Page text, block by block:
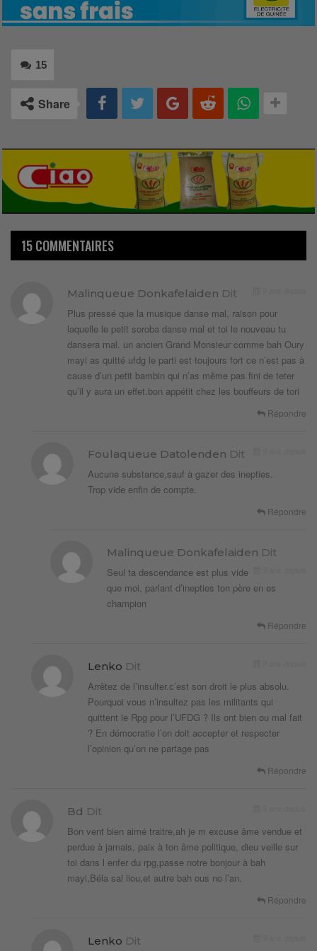
15
Share
15 COMMENTAIRES
Malinqueue Donkafelaiden Dit
Plus pressé que la musique danse mal, raison pour
laquelle le petit soroba danse mal et toi le nouveau tu
dansera mal. un ancien Grand Monsieur comme bah Oury
mayi as quitté ufdg le parti est toujours fort ce n’est pas à
cause d’un petit bambin qui n’as même pas fini de teter
qu’il y aura un effet.bon appétit chez les bouffeurs de tori
Répondre
Foulaqueue Datolenden Dit
Aucune substance,sauf à gazer des inepties.
Trop vide enfin de compte.
Répondre
Malinqueue Donkafelaiden Dit
Seul ta descendance est plus vide
que moi, parlant d’inepties ton père en es
champion
Répondre
Lenko Dit
Arrêtez de l’insulter.c’est son droit le plus absolu.
Pourquoi vous n’insultez pas les militants qui
quittent le Rpg pour l’UFDG ? Ils ont bien ou mal fait
? En démocratie l’on doit accepter et respecter
l’opinion qu’on ne partage pas
Répondre
Bd Dit
Bon vent bien aimé traitre,ah je m excuse âme vendue et
perdue à jamais, paix à ton âme politique, dieu veille sur
toi dans l enfer du rpg,passe notre bonjour à bah
mayi,Béla sal liou,et autre bah ous no l’an.
Répondre
Lenko Dit